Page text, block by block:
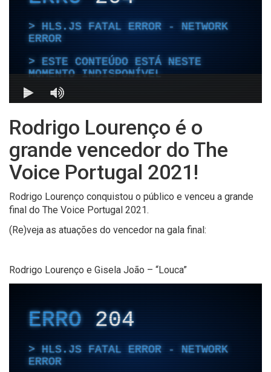
Rodrigo Lourenço é o
grande vencedor do The
Voice Portugal 2021!
Rodrigo Lourenço conquistou o público e venceu a grande
final do The Voice Portugal 2021.
(Re)veja as atuações do vencedor na gala final:
Rodrigo Lourenço e Gisela João – “Louca”